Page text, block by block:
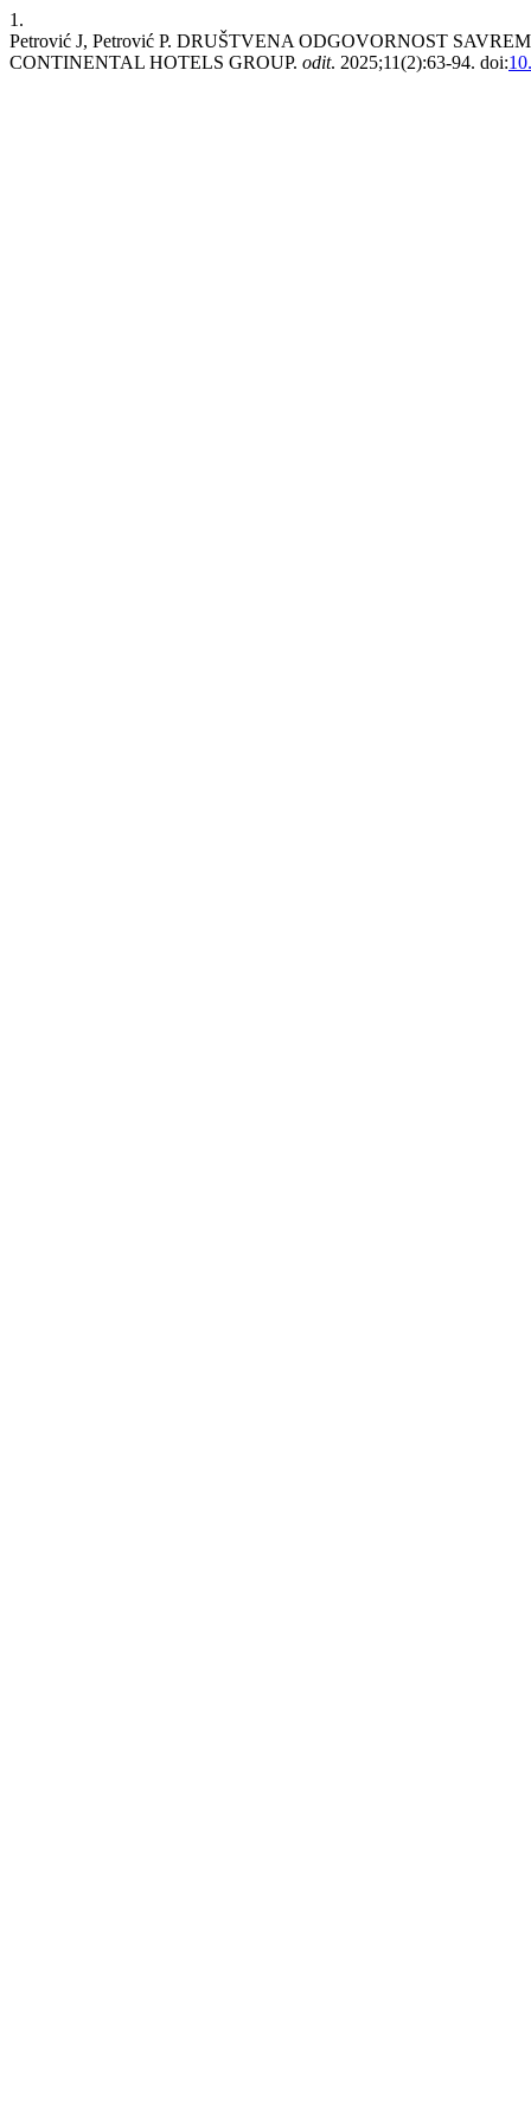
1.
Petrović J, Petrović P. DRUŠTVENA ODGOVORNOST
CONTINENTAL HOTELS GROUP. odit. 2025;11(2):63-94. doi: